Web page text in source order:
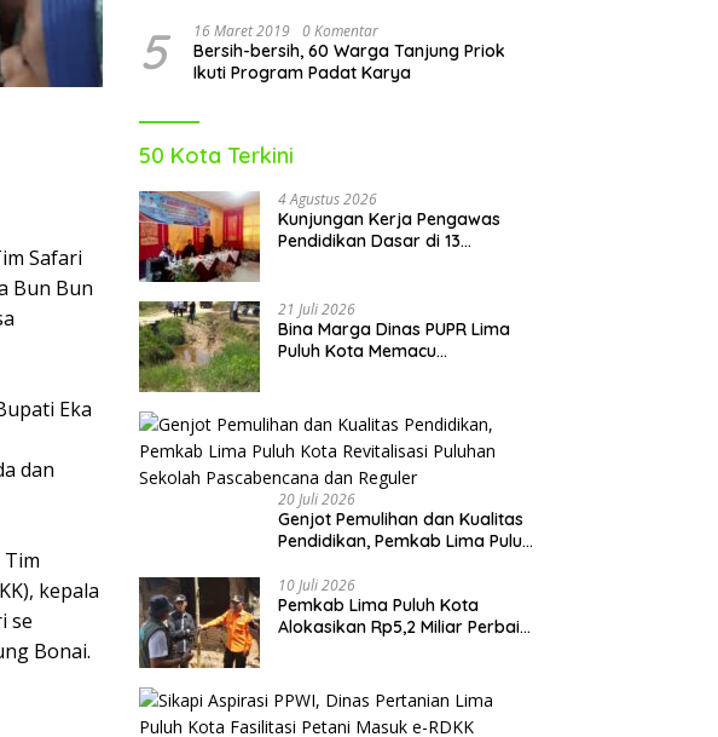
Safari
Bun Bun
Eka
dan
kepala
se
Bonai.
5 16 Maret 2019 0 Komentar
Bersih-bersih, 60 Warga Tanjung Priok
Ikuti Program Padat Karya
50 Kota Terkini
4 Agustus 2026
Kunjungan Kerja Pengawas
Pendidikan Dasar di 13
Optimis Bawa Perubahan Maju
21 Juli 2026
Bina Marga Dinas PUPR Lima
Puluh Kota Memacu
Oktober
20 Juli 2026
Genjot Pemulihan dan Kualitas
Pendidikan, Pemkab Lima Puluh
Sekolah Pascabencana dan
Reguler
10 Juli 2026
Pemkab Lima Puluh Kota
Alokasikan Rp5,2 Miliar Perbaiki